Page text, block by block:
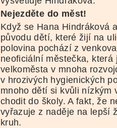
Nejezděte do měst!
Když se Hana Hindráková
původu dětí, které žijí na
polovina pochází z
neoficiální městečka,
velkoměsta v mnoha
v hrozivých hygienických
mnoho dětí si kvůli nízkým
chodit do školy. A fakt, že
vyřazuje z naděje na lepší
kruh.